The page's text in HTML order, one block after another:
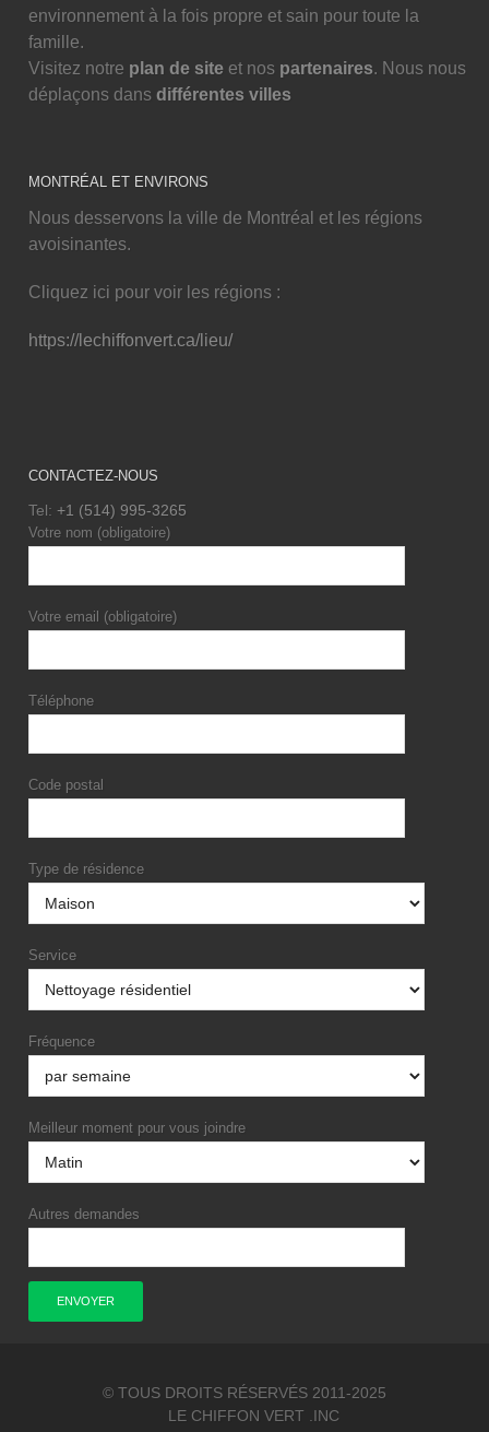
environnement à la fois propre et sain pour toute la
famille.
Visitez notre plan de site et nos partenaires. Nous nous
déplaçons dansdifférentes villes
MONTRÉAL ET ENVIRONS
Nous desservons la ville de Montréal et les régions
avoisinantes.
Cliquez ici pour voir les régions :
https://lechiffonvert.ca/lieu/
CONTACTEZ-NOUS
Tel:+1 (514) 995-3265
Votre nom (obligatoire)
Votre email (obligatoire)
Téléphone
Code postal
Type de résidence
Service
Fréquence
Meilleur moment pour vous joindre
Autres demandes
© TOUS DROITS RÉSERVÉS 2011-2025
LE CHIFFON VERT .INC